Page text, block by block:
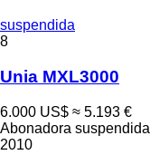
suspendida
8
Unia MXL3000
6.000 US$ ≈ 5.193 €
Abonadora suspendida
2010